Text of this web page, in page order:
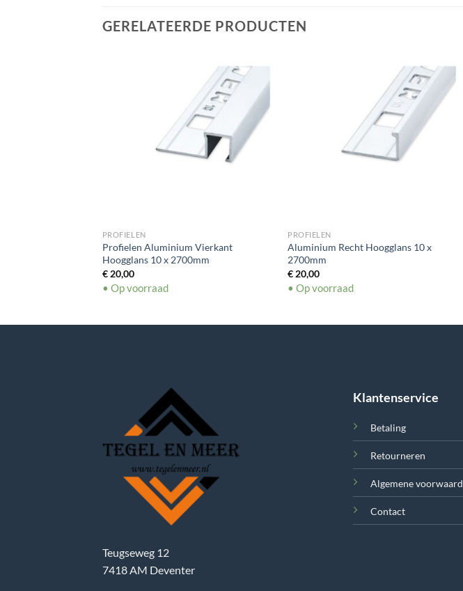
GERELATEERDE PRODUCTEN
PROFIELEN
Profielen Aluminium Vierkant
Hoogglans 10 x 2700mm
€20,00
• Op voorraad
PROFIELEN
Aluminium Recht Hoogglans 10 x
2700mm
€ 20,00
• Op voorraad
Teugseweg 12
7418 AM Deventer
Klantenservice
Betaling
Retourneren
Algemene
Contact